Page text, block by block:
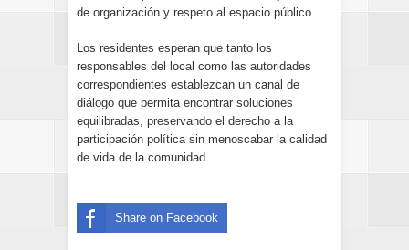
de organización y respeto al espacio público.
Los residentes esperan que tanto los
responsables del local como las autoridades
correspondientes establezcan un canal de
diálogo que permita encontrar soluciones
equilibradas, preservando el derecho a la
participación política sin menoscabar la calidad
de vida de la comunidad.
Share on Facebook